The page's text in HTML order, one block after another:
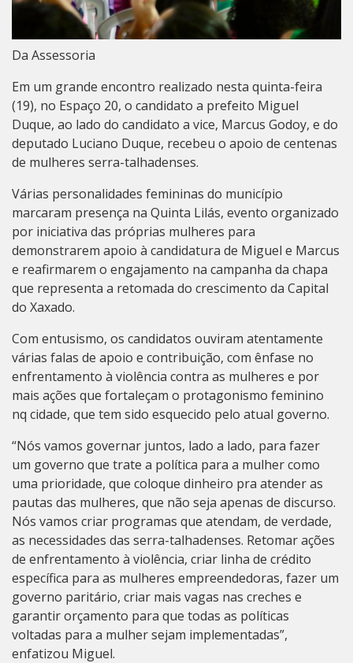
Da Assessoria
Em um grande encontro realizado nesta quinta-feira
(19), no Espaço 20, o candidato a prefeito Miguel
Duque, ao lado do candidato a vice, Marcus Godoy, e do
deputado Luciano Duque, recebeu o apoio de centenas
de mulheres serra-talhadenses.
Várias personalidades femininas do município
marcaram presença na Quinta Lilás, evento organizado
por iniciativa das próprias mulheres para
demonstrarem apoio à candidatura de Miguel e Marcus
e reafirmarem o engajamento na campanha da chapa
que representa a retomada do crescimento da Capital
do Xaxado.
Com entusismo, os candidatos ouviram atentamente
várias falas de apoio e contribuição, com ênfase no
enfrentamento à violência contra as mulheres e por
mais ações que fortaleçam o protagonismo feminino
nq cidade, que tem sido esquecido pelo atual governo.
“Nós vamos governar juntos, lado a lado, para fazer
um governo que trate a política para a mulher como
uma prioridade, que coloque dinheiro pra atender as
pautas das mulheres, que não seja apenas de discurso.
Nós vamos criar programas que atendam, de verdade,
as necessidades das serra-talhadenses. Retomar ações
de enfrentamento à violência, criar linha de crédito
específica para as mulheres empreendedoras, fazer um
governo paritário, criar mais vagas nas creches e
garantir orçamento para que todas as políticas
voltadas para a mulher sejam implementadas”,
enfatizou Miguel.